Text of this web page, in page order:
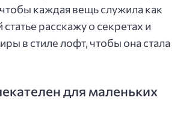
каждая вещь служила как
расскажу о секретах и
в стиле лофт, чтобы она стала
для маленьких